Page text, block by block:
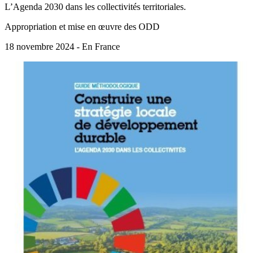
L’Agenda 2030 dans les collectivités territoriales.
Appropriation et mise en œuvre des ODD
18 novembre 2024 - En France